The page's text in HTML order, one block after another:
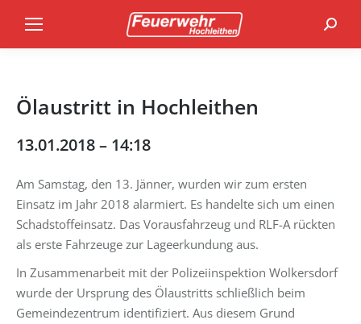
Ölaustritt in Hochleithen
13.01.2018 – 14:18
Am Samstag, den 13. Jänner, wurden wir zum ersten
Einsatz im Jahr 2018 alarmiert. Es handelte sich um einen
Schadstoffeinsatz. Das Vorausfahrzeug und RLF-A rückten
als erste Fahrzeuge zur Lageerkundung aus.
In Zusammenarbeit mit der Polizeiinspektion Wolkersdorf
wurde der Ursprung des Ölaustritts schließlich beim
Gemeindezentrum identifiziert. Aus diesem Grund